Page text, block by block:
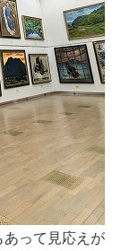
って見応えが